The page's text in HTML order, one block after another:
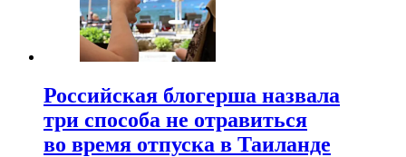
Российская блогерша назвала
три способа не отравиться
во время отпуска в Таиланде